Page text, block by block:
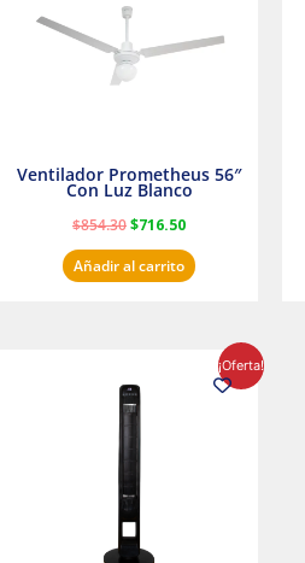
Ventilador Prometheus 56″
Con Luz Blanco
$854.30$716.50
Añadir al carrito
¡Oferta!
original
era:
precio
actual